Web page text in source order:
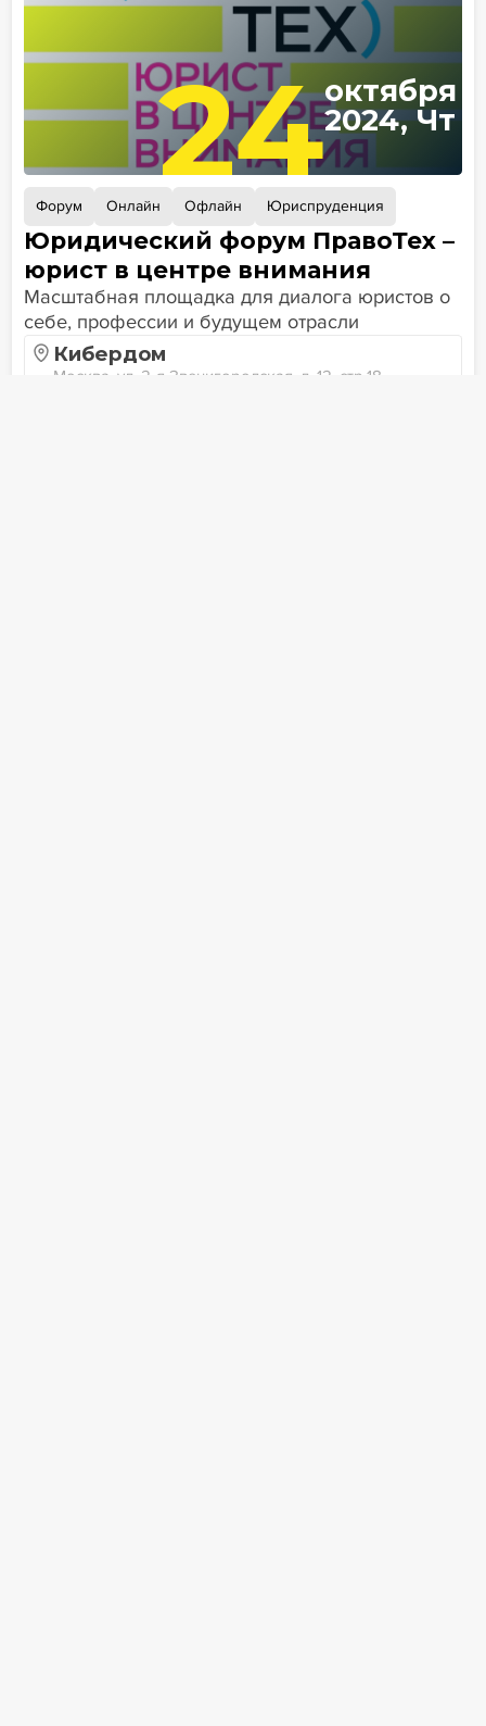
24октября
2024, Чт
Форум Онлайн Офлайн Юриспруденция
Юридический форум ПравоТех –
юрист в центре внимания
Масштабная площадка для диалога юристов о
себе, профессии и будущем отрасли
Кибердом
Москва, ул. 2-я Звенигородская, д. 12, стр.18